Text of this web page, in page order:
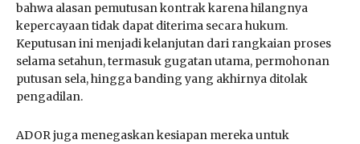
bahwa alasan pemutusan kontrak karena hilangnya
kepercayaan tidak dapat diterima secara hukum.
Keputusan ini menjadi kelanjutan dari rangkaian proses
selama setahun, termasuk gugatan utama, permohonan
putusan sela, hingga banding yang akhirnya ditolak
pengadilan.
ADOR juga menegaskan kesiapan mereka untuk